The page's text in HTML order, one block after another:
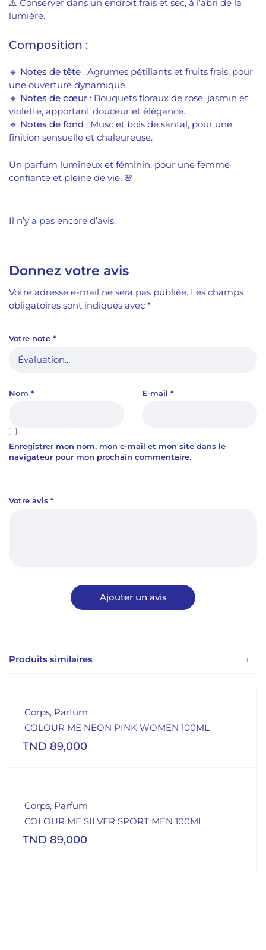
⚠️ Conserver dans un endroit frais et sec, à l’abri de la
lumière.
Composition :
🔹 Notes de tête : Agrumes pétillants et fruits frais, pour
une ouverture dynamique.
🔹 Notes de cœur : Bouquets floraux de rose, jasmin et
violette, apportant douceur et élégance.
🔹 Notes de fond : Musc et bois de santal, pour une
finition sensuelle et chaleureuse.
Un parfum lumineux et féminin, pour une femme
confiante et pleine de vie. 🌸
Il n’y a pas encore d’avis.
Donnez votre avis
Votre adresse e-mail ne sera pas publiée. Les champs
obligatoires sont indiqués avec *
Votre note *
Votre avis *
Nom * E-mail *
Enregistrer mon nom, mon e-mail et mon site dans le
navigateur pour mon prochain commentaire.
Produits similaires
Corps, Parfum
COLOUR ME NEON PINK WOMEN 100ML
TND 89,000
Corps, Parfum
COLOUR ME SILVER SPORT MEN 100ML
TND 89,000